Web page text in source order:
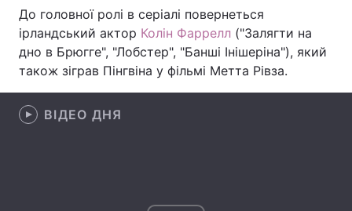
Техно і зв'язок Лайт
Зброя Інциденти
Цікавинки
До головної ролі в серіалі повернеться
ірландський актор Колін Фаррелл ("Залягти на
дно в Брюгге", "Лобстер", "Банші Інішеріна"), який
також зіграв Пінгвіна у фільмі Метта Рівза.
ВІДЕО ДНЯ